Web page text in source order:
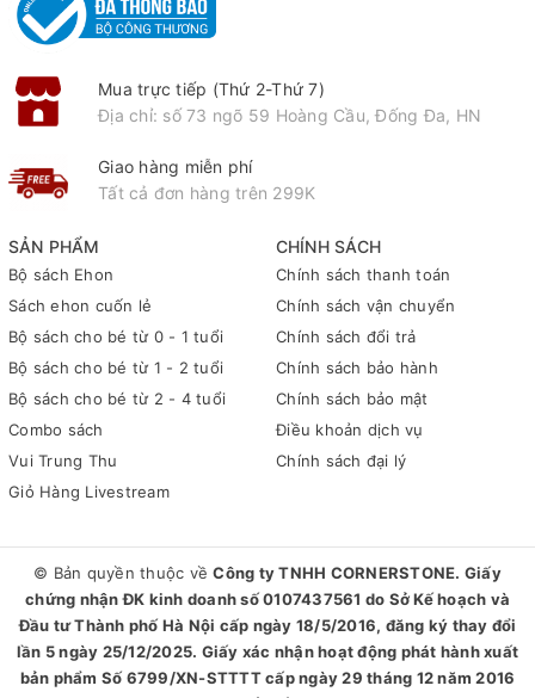
SẢN PHẨM
Bộ sách Ehon
Sách ehon cuốn lẻ
Bộ sách cho bé từ 0 - 1 tuổi
Bộ sách cho bé từ 1 - 2 tuổi
Bộ sách cho bé từ 2 - 4 tuổi
Combo sách
Vui Trung Thu
Giỏ Hàng Livestream
CHÍNH SÁCH
Chính sách thanh toán
Chính sách vận chuyển
Chính sách đổi trả
Chính sách bảo hành
Chính sách bảo mật
Điều khoản dịch vụ
Chính sách đại lý
Mua trực tiếp (Thứ 2-Thứ 7)
Địa chỉ: số 73 ngõ 59 Hoàng Cầu, Đống Đa, HN
Giao hàng miễn phí
Tất cả đơn hàng trên 299K
© Bản quyền thuộc vềCông ty TNHH CORNERSTONE. Giấy
chứng nhận ĐK kinh doanh số 0107437561 do Sở Kế hoạch và
Đầu tư Thành phố Hà Nội cấp ngày 18/5/2016, đăng ký thay đổi
lần 5 ngày 25/12/2025. Giấy xác nhận hoạt động phát hành xuất
bản phẩm Số 6799/XN-STTTT cấp ngày 29 tháng 12 năm 2016